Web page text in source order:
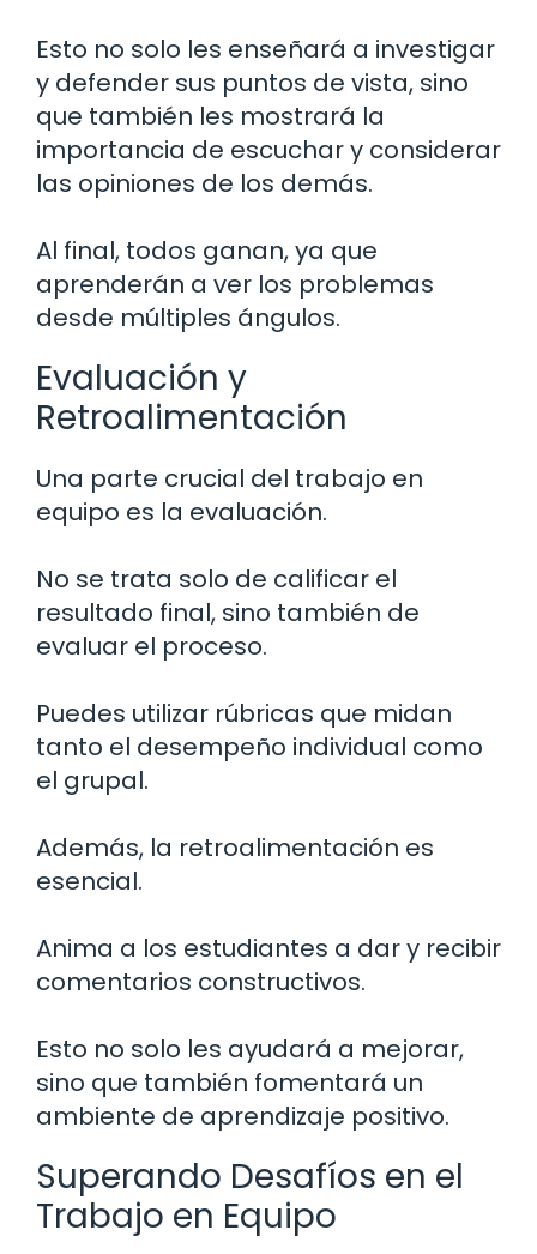
Esto no solo les enseñará a investigar
y defender sus puntos de vista, sino
que también les mostrará la
importancia de escuchar y considerar
las opiniones de los demás.
Al final, todos ganan, ya que
aprenderán a ver los problemas
desde múltiples ángulos.
Evaluación y
Retroalimentación
Una parte crucial del trabajo en
equipo es la evaluación.
No se trata solo de calificar el
resultado final, sino también de
evaluar el proceso.
Puedes utilizar rúbricas que midan
tanto el desempeño individual como
el grupal.
Además, la retroalimentación es
esencial.
Anima a los estudiantes a dar y recibir
comentarios constructivos.
Esto no solo les ayudará a mejorar,
sino que también fomentará un
ambiente de aprendizaje positivo.
Superando Desafíos en el
Trabajo en Equipo